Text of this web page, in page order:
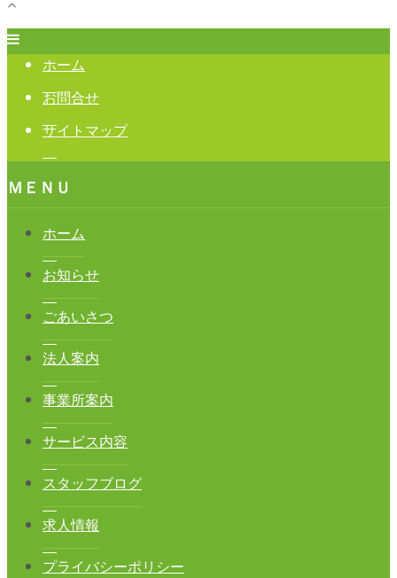
ホーム
お問合せ
サイトマップ
ＭＥＮＵ
ホーム
お知らせ
ごあいさつ
法人案内
事業所案内
サービス内容
スタッフブログ
求人情報
プライバシーポリシー